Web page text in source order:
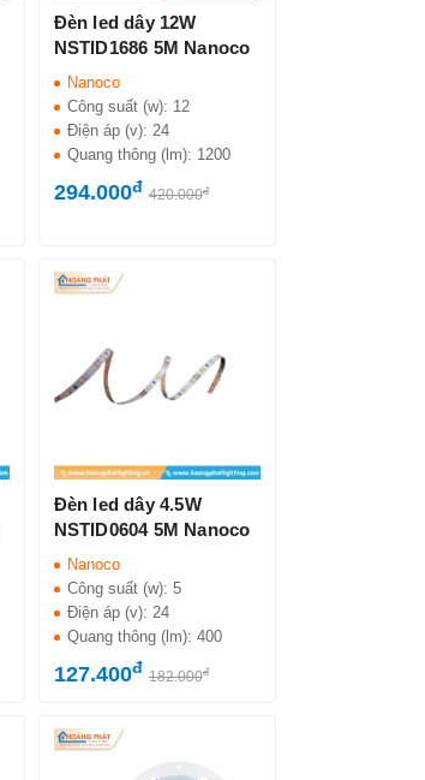
Đèn led dây 12W
NSTID1686 5M Nanoco
Nanoco
Công suất (w): 12
Điện áp (v): 24
Quang thông (lm): 1200
294.000đ 420.000đ
Đèn led dây 4.5W
NSTID0604 5M Nanoco
Nanoco
Công suất (w): 5
Điện áp (v): 24
Quang thông (lm): 400
127.400đ 182.000đ